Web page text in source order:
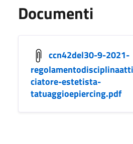
Documenti
ccn42del30-9-2021-
ciatore-estetista-
tatuaggioepiercing.pdf